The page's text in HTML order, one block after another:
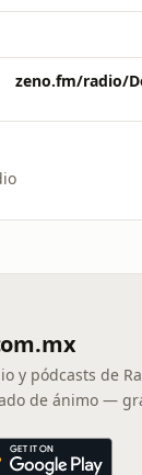
zeno.fm/radio/
y pódcasts de
de ánimo —